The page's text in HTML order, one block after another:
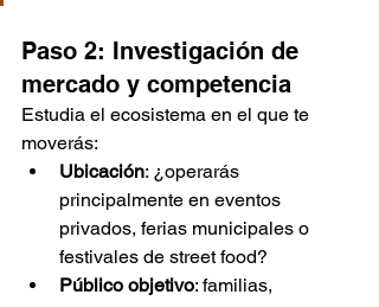
Paso 2: Investigación de
mercado y competencia
Estudia el ecosistema en el que te
moverás:
Ubicación: ¿operarás
principalmente en eventos
privados, ferias municipales o
festivales de street food?
Público objetivo: familias,